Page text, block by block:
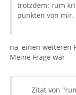
trotzdem: rum
punkten von mir.
na, einen weiteren
Meine Frage war
Zitat von